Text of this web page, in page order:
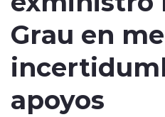
Regiones al Aire
Grau en
apoyos